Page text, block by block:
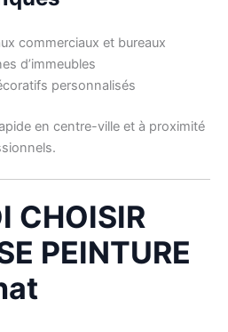
commerciaux et bureaux
d’immeubles
personnalisés
en centre-ville et à proximité
CHOISIR
PEINTURE